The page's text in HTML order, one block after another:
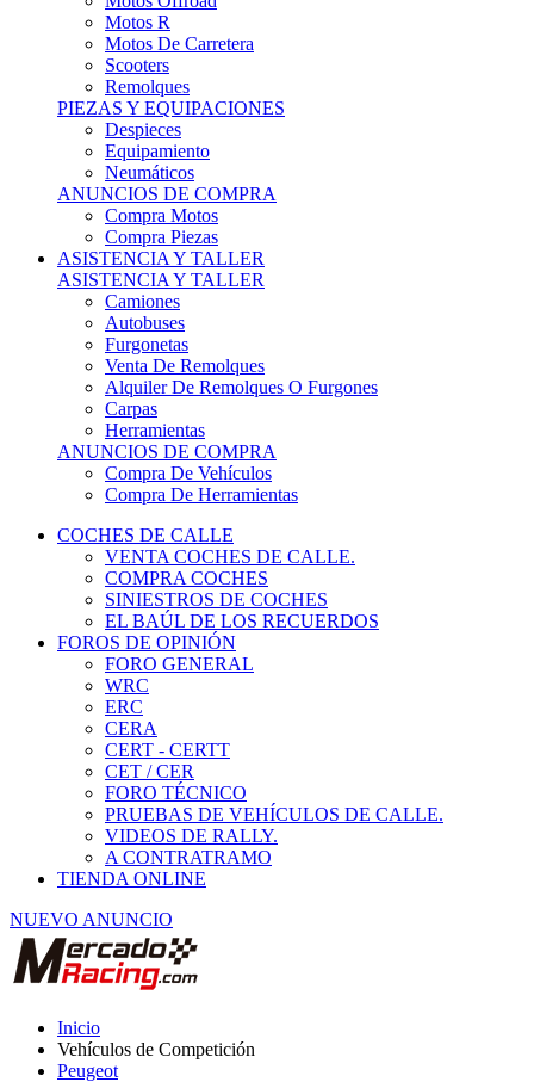
Motos R
Motos De Carretera
Scooters
Remolques
PIEZAS Y EQUIPACIONES
Despieces
Equipamiento
Neumáticos
ANUNCIOS DE COMPRA
Compra Motos
Compra Piezas
ASISTENCIA Y TALLER
ASISTENCIA Y TALLER
Camiones
Autobuses
Furgonetas
Venta De Remolques
Alquiler De Remolques O Furgones
Carpas
Herramientas
ANUNCIOS DE COMPRA
Compra De Vehículos
Compra De Herramientas
COCHES DE CALLE
VENTA COCHES DE CALLE.
COMPRA COCHES
SINIESTROS DE COCHES
EL BAÚL DE LOS RECUERDOS
FOROS DE OPINIÓN
FORO GENERAL
WRC
ERC
CERA
CERT - CERTT
CET / CER
FORO TÉCNICO
PRUEBAS DE VEHÍCULOS DE CALLE.
VIDEOS DE RALLY.
A CONTRATRAMO
TIENDA ONLINE
NUEVO ANUNCIO
Inicio
Vehículos de Competición
Peugeot